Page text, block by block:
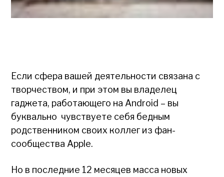
Если сфера вашей деятельности связана с
творчеством, и при этом вы владелец
гаджета, работающего на Android – вы
буквально чувствуете себя бедным
родственником своих коллег из фан-
сообщества Apple.
Но в последние 12 месяцев масса новых